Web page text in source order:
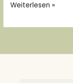
Weiterlesen »